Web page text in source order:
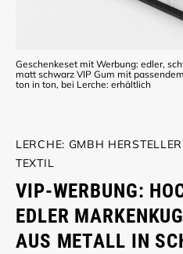
Geschenkeset mit Werbung: edler,
matt schwarz VIP Gum mit
ton in ton, bei Lerche: erhältlich
LERCHE: GMBH
TEXTIL
VIP-WERBUNG:
EDLER
AUS METALL IN